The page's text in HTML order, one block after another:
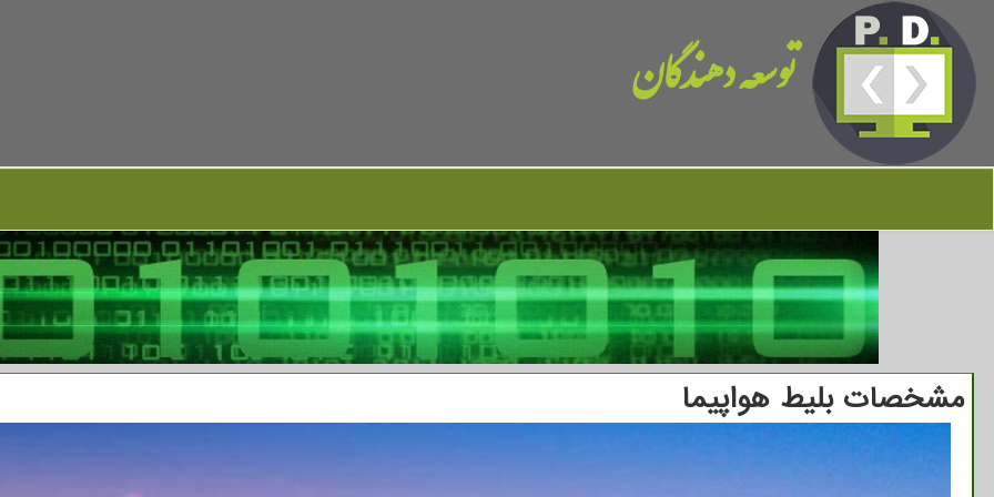
توسعه دهندگان
مشخصات بلیط هواپیما